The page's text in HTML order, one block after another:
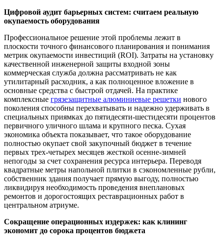
Цифровой аудит барьерных систем: считаем реальную
окупаемость оборудования
Профессиональное решение этой проблемы лежит в
плоскости точного финансового планирования и понимания
метрик окупаемости инвестиций (ROI). Затраты на установку
качественной инженерной защиты входной зоны
коммерческая служба должна рассматривать не как
утилитарный расходник, а как полноценное вложение в
основные средства с быстрой отдачей. На практике
комплексные грязезащитные алюминиевые решетки нового
поколения способны перехватывать и надежно удерживать в
специальных приямках до пятидесяти-шестидесяти процентов
первичного уличного шлама и крупного песка. Сухая
экономика объекта показывает, что такое оборудование
полностью окупает свой закупочный бюджет в течение
первых трех-четырех месяцев жесткой осенне-зимней
непогоды за счет сохранения ресурса интерьера. Переводя
квадратные метры напольной плитки в сэкономленные рубли,
собственник здания получает прямую выгоду, полностью
ликвидируя необходимость проведения внеплановых
ремонтов и дорогостоящих реставрационных работ в
центральном атриуме.
Сокращение операционных издержек: как клининг
экономит до сорока процентов бюджета